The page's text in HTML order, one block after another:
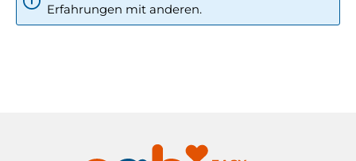
Erfahrungen mit anderen.